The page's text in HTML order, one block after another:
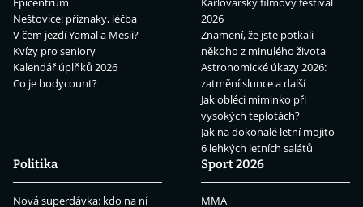
Neštovice: příznaky, léčba
V čem jezdí Yamal a Mesii?
Kvízy pro seniory
Kalendář úplňků 2026
Co je bodycount?
2026
Znamení, že jste potkali
někoho z minulého života
Astronomické úkazy 2026:
zatmění slunce a další
Jak obléci miminko při
vysokých teplotách?
Jak na dokonalé letní mojito
6 lehkých letních salátů
Politika
Nová superdávka: kdo na ní
Sport 2026
MMA